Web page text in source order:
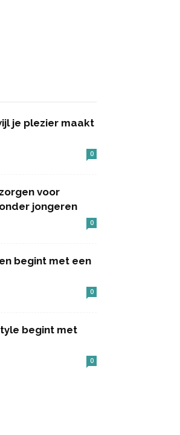
je plezier maakt
0
voor
jongeren
0
begint met een
0
begint met
0